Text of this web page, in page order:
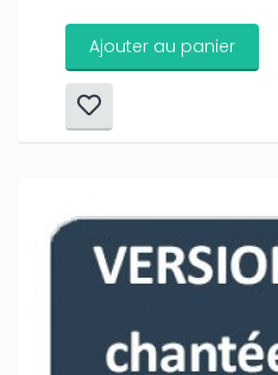
Ajouter au panier